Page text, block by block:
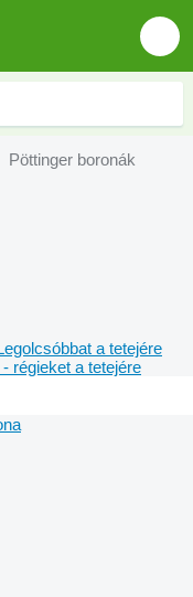
Pöttinger boronák
a tetejére
régieket a tetejére